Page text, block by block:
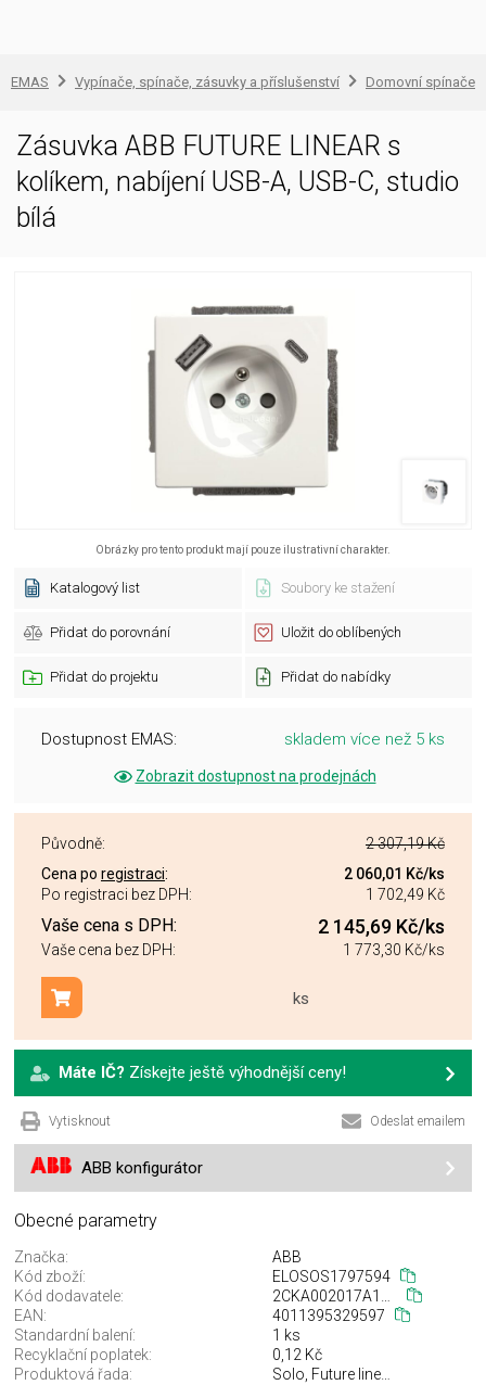
EMAS Vypínače, spínače, zásuvky a příslušenství Domovní spínače
Zásuvka ABB FUTURE LINEAR s
kolíkem, nabíjení USB-A, USB-C, studio
bílá
Obrázky pro tento produkt mají pouze ilustrativní charakter.
Katalogový list Soubory ke stažení
Přidat do porovnání Uložit do oblíbených
Přidat do projektu Přidat do nabídky
Dostupnost EMAS: skladem více než 5 ks
Zobrazit dostupnost na prodejnách
Původně:
2 307,19 Kč
Cena po registraci: 2 060,01 Kč/ks
Po registraci bez DPH:
1 702,49 Kč
Vaše cena s DPH: 2 145,69 Kč/ks
Vaše cena bez DPH: 1 773,30 Kč/ks
ks
Přidat do košíku
Máte IČ? Získejte ještě výhodnější ceny!
Vytisknout Odeslat emailem
ABB konfigurátor
Obecné parametry
Značka:
ABB
Kód zboží:
ELOSOS1797594
Kód dodavatele:
2CKA002017A1916
EAN:
4011395329597
Standardní balení:
1 ks
Recyklační poplatek:
0,12 Kč
Produktová řada:
Solo, Future linear, Busch-axcent